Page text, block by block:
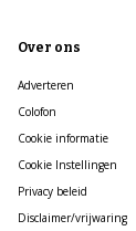
Over ons
Adverteren
Colofon
Cookie informatie
Cookie Instellingen
Privacy beleid
Disclaimer/vrijwaring